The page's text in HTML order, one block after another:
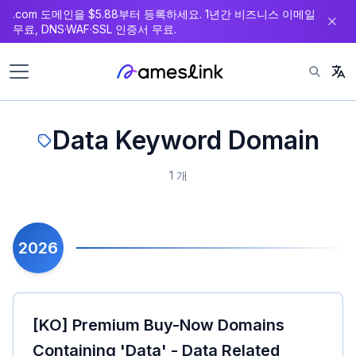
츠
로
동
.com 도메인을 $5.88부터 등록하세요. 1년간 비즈니스 이메일
무료, DNS·WAF·SSL 인증서 무료.
Data Keyword Domain
1 개
2026
[KO] Premium Buy-Now Domains
Containing 'Data' - Data Related